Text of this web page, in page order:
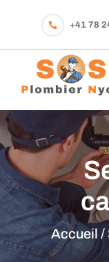
 +41 78
Accueil /